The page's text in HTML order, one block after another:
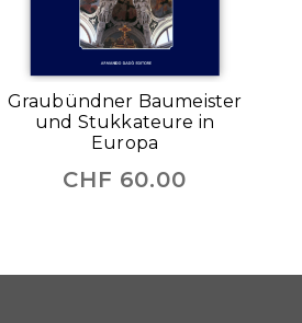
Graubündner Baumeister
und Stukkateure in
Europa
CHF 60.00